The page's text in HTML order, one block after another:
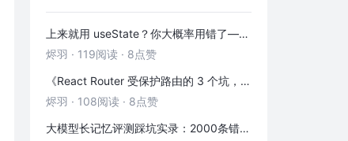
上来就用 useState？你大概率用错了——useRef 的三种正确打开方式
烬羽 · 119阅读 · 8点赞
《React Router 受保护路由的 3 个坑，第 2 个 90% 的人都踩过》
烬羽 · 108阅读 · 8点赞
大模型长记忆评测踩坑实录：2000条错位记忆，让我排查了整整3小时